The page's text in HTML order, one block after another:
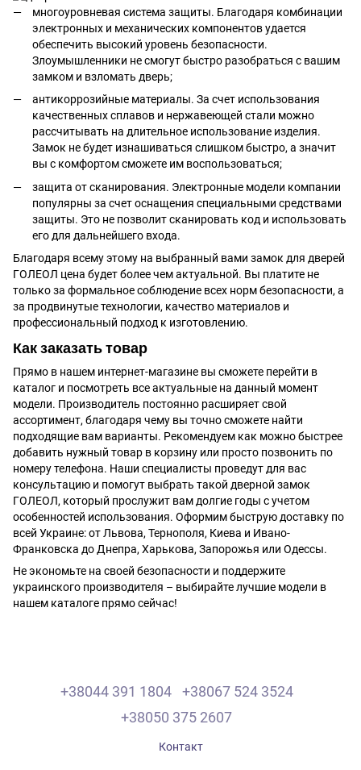
многоуровневая система защиты. Благодаря комбинации
электронных и механических компонентов удается
обеспечить высокий уровень безопасности.
Злоумышленники не смогут быстро разобраться с вашим
замком и взломать дверь;
антикоррозийные материалы. За счет использования
качественных сплавов и нержавеющей стали можно
рассчитывать на длительное использование изделия.
Замок не будет изнашиваться слишком быстро, а значит
вы с комфортом сможете им воспользоваться;
защита от сканирования. Электронные модели компании
популярны за счет оснащения специальными средствами
защиты. Это не позволит сканировать код и использовать
его для дальнейшего входа.
Благодаря всему этому на выбранный вами замок для дверей
ГОЛЕОЛ цена будет более чем актуальной. Вы платите не
только за формальное соблюдение всех норм безопасности, а
за продвинутые технологии, качество материалов и
профессиональный подход к изготовлению.
Как заказать товар
Прямо в нашем интернет-магазине вы сможете перейти в
каталог и посмотреть все актуальные на данный момент
модели. Производитель постоянно расширяет свой
ассортимент, благодаря чему вы точно сможете найти
подходящие вам варианты. Рекомендуем как можно быстрее
добавить нужный товар в корзину или просто позвонить по
номеру телефона. Наши специалисты проведут для вас
консультацию и помогут выбрать такой дверной замок
ГОЛЕОЛ, который прослужит вам долгие годы с учетом
особенностей использования. Оформим быструю доставку по
всей Украине: от Львова, Тернополя, Киева и Ивано-
Франковска до Днепра, Харькова, Запорожья или Одессы.
Не экономьте на своей безопасности и поддержите
украинского производителя – выбирайте лучшие модели в
нашем каталоге прямо сейчас!
+38044 391 1804
+38067 524 3524
+38050 375 2607
Контакт